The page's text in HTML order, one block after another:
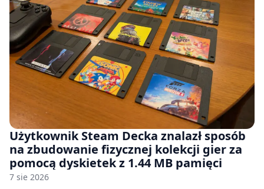
Użytkownik Steam Decka znalazł sposób
na zbudowanie fizycznej kolekcji gier za
pomocą dyskietek z 1.44 MB pamięci
7 sie 2026